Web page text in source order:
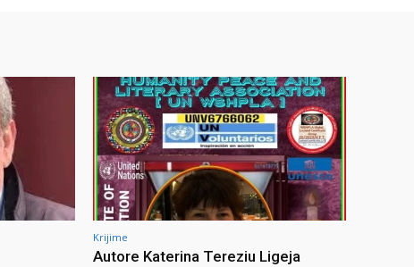
Krijime
Autore Katerina Tereziu Ligeja